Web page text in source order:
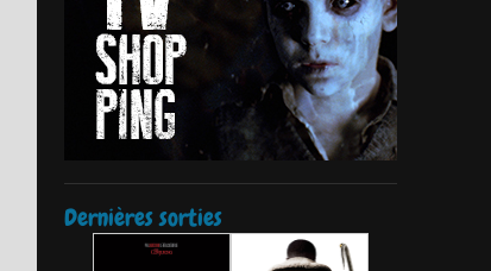
Dernières sorties